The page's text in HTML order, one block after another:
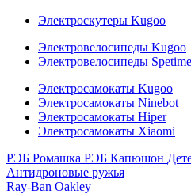
Электроскутеры Kugoo
Электровелосипеды Kugoo
Электровелосипеды Spetime
Электросамокаты Kugoo
Электросамокаты Ninebot
Электросамокаты Hiper
Электросамокаты Xiaomi
РЭБ Ромашка РЭБ Капюшон
Антидроновые ружья
Ray-Ban Oakley